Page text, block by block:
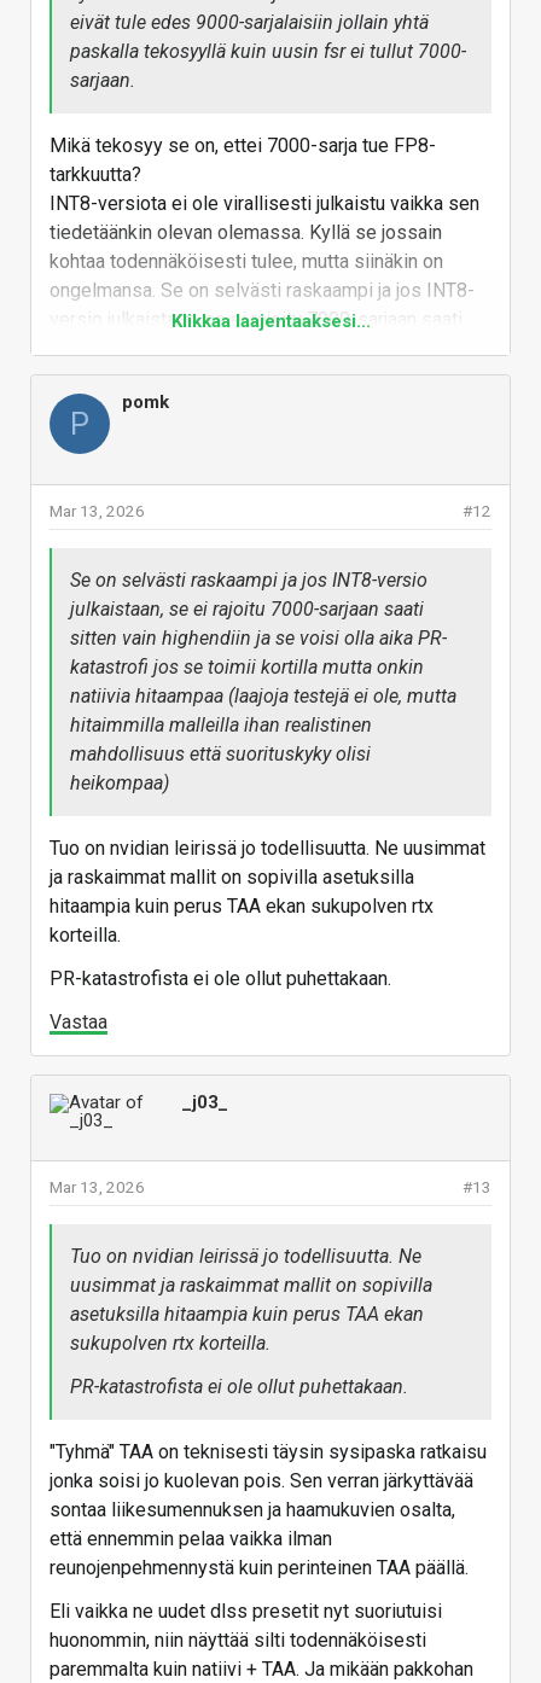
eivät tule edes 9000-sarjalaisiin jollain yhtä
paskalla tekosyyllä kuin uusin fsr ei tullut 7000-
sarjaan.
Mikä tekosyy se on, ettei 7000-sarja tue FP8-
tarkkuutta?
INT8-versiota ei ole virallisesti julkaistu vaikka sen
tiedetäänkin olevan olemassa. Kyllä se jossain
kohtaa todennäköisesti tulee, mutta siinäkin on
ongelmansa. Se on selvästi raskaampi ja jos INT8-
versio julkaistaan, se ei rajoitu 7000-sarjaan saati
katastrofi jos se toimii kortilla mutta onkin natiivia
hitaampaa (laajoja testejä ei ole, mutta hitaimmilla
malleilla ihan realistinen mahdollisuus että
Vastaa
Klikkaa laajentaaksesi...
P
pomk
#12
Mar 13, 2026
Se on selvästi raskaampi ja jos INT8-versio
julkaistaan, se ei rajoitu 7000-sarjaan saati
sitten vain highendiin ja se voisi olla aika PR-
katastrofi jos se toimii kortilla mutta onkin
natiivia hitaampaa (laajoja testejä ei ole, mutta
hitaimmilla malleilla ihan realistinen
mahdollisuus että suorituskyky olisi
heikompaa)
Tuo on nvidian leirissä jo todellisuutta. Ne uusimmat
ja raskaimmat mallit on sopivilla asetuksilla
hitaampia kuin perus TAA ekan sukupolven rtx
korteilla.
PR-katastrofista ei ole ollut puhettakaan.
Vastaa
_j03_
#13
Mar 13, 2026
Tuo on nvidian leirissä jo todellisuutta. Ne
uusimmat ja raskaimmat mallit on sopivilla
asetuksilla hitaampia kuin perus TAA ekan
sukupolven rtx korteilla.
PR-katastrofista ei ole ollut puhettakaan.
"Tyhmä" TAA on teknisesti täysin sysipaska ratkaisu
jonka soisi jo kuolevan pois. Sen verran järkyttävää
sontaa liikesumennuksen ja haamukuvien osalta,
että ennemmin pelaa vaikka ilman
reunojenpehmennystä kuin perinteinen TAA päällä.
Eli vaikka ne uudet dlss presetit nyt suoriutuisi
huonommin, niin näyttää silti todennäköisesti
paremmalta kuin natiivi + TAA. Ja mikään pakkohan